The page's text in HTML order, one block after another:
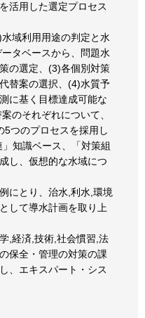
活用した選定プロセス
域利用用途の判定と水
タベースから、問題水
の選定、(3)各個別対策
替案の選択、(4)水質予
に基く目標達成可能な
のそれぞれについて、
5つのプロセスを採用し
知識ベース、「対策組
し、仮想的な水域につ
にとり、治水,利水,環境
して導水計画を取り上
,経済,技術,社会慣習,法
保全・管理の対策の課
、エキスパート・シス